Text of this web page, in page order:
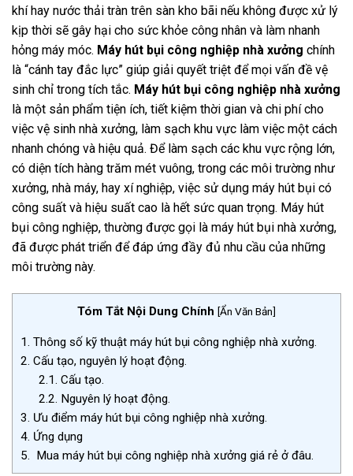
khí hay nước thải tràn trên sàn kho bãi nếu không được xử lý
kịp thời sẽ gây hại cho sức khỏe công nhân và làm nhanh
hỏng máy móc. Máy hút bụi công nghiệp nhà xưởng chính
là “cánh tay đắc lực” giúp giải quyết triệt để mọi vấn đề vệ
sinh chỉ trong tích tắc. Máy hút bụi công nghiệp nhà xưởng
là một sản phẩm tiện ích, tiết kiệm thời gian và chi phí cho
việc vệ sinh nhà xưởng, làm sạch khu vực làm việc một cách
nhanh chóng và hiệu quả. Để làm sạch các khu vực rộng lớn,
có diện tích hàng trăm mét vuông, trong các môi trường như
xưởng, nhà máy, hay xí nghiệp, việc sử dụng máy hút bụi có
công suất và hiệu suất cao là hết sức quan trọng. Máy hút
bụi công nghiệp, thường được gọi là máy hút bụi nhà xưởng,
đã được phát triển để đáp ứng đầy đủ nhu cầu của những
môi trường này.
Tóm Tắt Nội Dung Chính [Ẩn Văn Bản]
1. Thông số kỹ thuật máy hút bụi công nghiệp nhà xưởng.
2. Cấu tạo, nguyên lý hoạt động.
2.1. Cấu tạo.
2.2. Nguyên lý hoạt động.
3. Ưu điểm máy hút bụi công nghiệp nhà xưởng.
4. Ứng dụng
5. Mua máy hút bụi công nghiệp nhà xưởng giá rẻ ở đâu.